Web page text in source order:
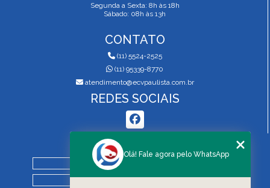
Segunda a Sexta: 8h às 18h
Sábado: 08h às 13h
CONTATO
(11) 5524-2525
(11) 95339-8770
atendimento@ecvpaulista.com.br
REDES SOCIAIS
MENU
QUEM SOMOS
Olá! Fale agora pelo WhatsApp